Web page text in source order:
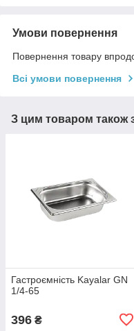
Умови повернення
Повернення товару
Всі умови повернення
З цим товаром також
Гастроємність Kayalar GN
1/4-65
396 ₴